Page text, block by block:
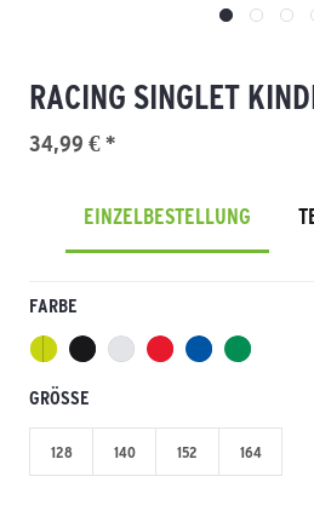
RACING SINGLET
34,99 € *
EINZELBESTELLUNG
FARBE
GRÖSSE
128 140 152 164